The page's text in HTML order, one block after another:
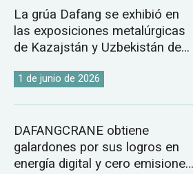
La grúa Dafang se exhibió en
las exposiciones metalúrgicas
de Kazajstán y Uzbekistán de
1 de junio de 2026
DAFANGCRANE obtiene
galardones por sus logros en
energía digital y cero emisiones